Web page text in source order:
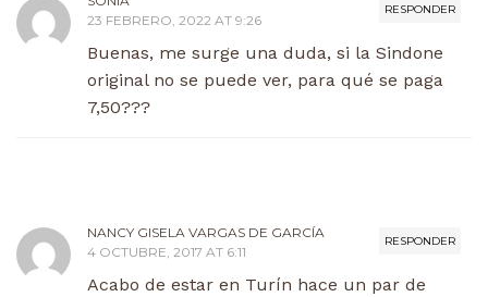
RESPONDER
23 FEBRERO, 2022 AT 9:26
Buenas, me surge una duda, si la Sindone
original no se puede ver, para qué se paga
7,50???
RESPONDER
NANCY GISELA VARGAS DE GARCÍA
4 OCTUBRE, 2017 AT 6:11
Acabo de estar en Turín hace un par de